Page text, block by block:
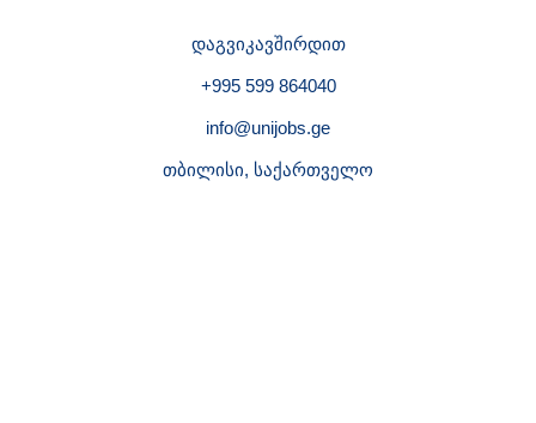
დაგვიკავშირდით
+995 599 864040
info@unijobs.ge
თბილისი, საქართველო